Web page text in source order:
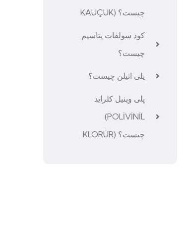
KAUÇUK) چیست؟
کود سولفات پتاسیم
چیست؟
پلی اتیلن چیست؟
پلی وینیل کلراید
(POLİVİNİL
KLORÜR) چیست؟